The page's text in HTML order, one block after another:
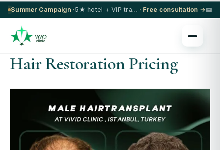
Summer Campaign · 5★ hotel + VIP transfer on select procedures · Free consultation →
Hair Restoration Pricing